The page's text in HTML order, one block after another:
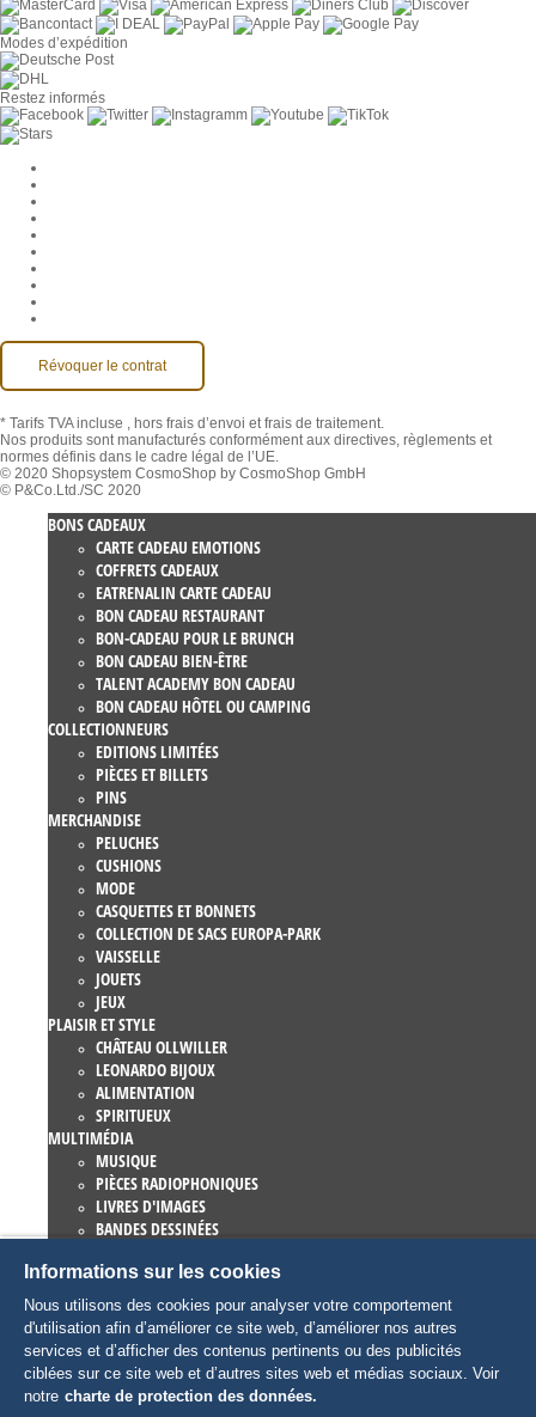
Modes d’expédition
Restez informés
Révoquer le contrat
* Tarifs TVA incluse
, hors frais d’envoi et frais de traitement.
Nos produits sont manufacturés conformément aux directives, règlements et
normes définis dans le cadre légal de l’UE.
© 2020 Shopsystem CosmoShop by CosmoShop GmbH
© P&Co.Ltd./SC 2020
BONS CADEAUX
CARTE CADEAU EMOTIONS
COFFRETS CADEAUX
EATRENALIN CARTE CADEAU
BON CADEAU RESTAURANT
BON-CADEAU POUR LE BRUNCH
BON CADEAU BIEN-ÊTRE
TALENT ACADEMY BON CADEAU
BON CADEAU HÔTEL OU CAMPING
COLLECTIONNEURS
EDITIONS LIMITÉES
PIÈCES ET BILLETS
PINS
MERCHANDISE
PELUCHES
CUSHIONS
MODE
CASQUETTES ET BONNETS
COLLECTION DE SACS EUROPA-PARK
VAISSELLE
JOUETS
JEUX
PLAISIR ET STYLE
CHÂTEAU OLLWILLER
LEONARDO BIJOUX
ALIMENTATION
SPIRITUEUX
MULTIMÉDIA
MUSIQUE
PIÈCES RADIOPHONIQUES
LIVRES D'IMAGES
BANDES DESSINÉES
EUROPA-PARK LIVRES
JEUX ET FILMS
COLLECTIONS
EUROPA-PARK ATTRACTIONS
TRAUMATICA – FESTIVAL OF FEAR
ARTICLES COLLECTORS
EATRENALIN
Informations sur les cookies
Nous utilisons des cookies pour analyser votre comportement
d'utilisation afin d’améliorer ce site web, d’améliorer nos autres
services et d’afficher des contenus pertinents ou des publicités
ciblées sur ce site web et d’autres sites web et médias sociaux. Voir
notre charte de protection des données.